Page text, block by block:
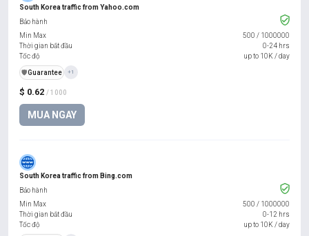
South Korea traffic from Yahoo.com
$ 0.62 / 1000
MUA NGAY
Bảo hành
Min Max
500 / 1000000
Thời gian bắt đầu
0-24 hrs
Tốc độ
up to 10K / day
️🛡️Guarantee +1
South Korea traffic from Bing.com
Bảo hành
Min Max
500 / 1000000
Thời gian bắt đầu
0-12 hrs
Tốc độ
up to 10K / day